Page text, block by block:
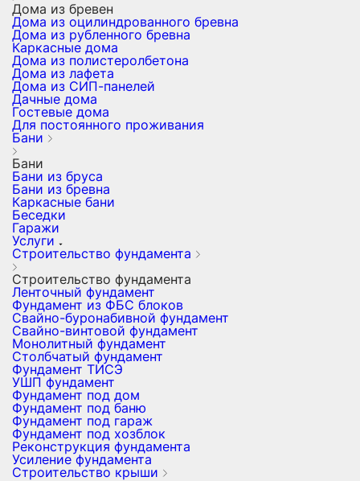
Дома из бревен
Дома из оцилиндрованного бревна
Дома из рубленного бревна
Каркасные дома
Дома из полистеролбетона
Дома из лафета
Дома из СИП-панелей
Дачные дома
Гостевые дома
Для постоянного проживания
Бани
Бани
Бани из бруса
Бани из бревна
Каркасные бани
Беседки
Гаражи
Услуги
Строительство фундамента
Строительство фундамента
Ленточный фундамент
Фундамент из ФБС блоков
Свайно-буронабивной фундамент
Свайно-винтовой фундамент
Монолитный фундамент
Столбчатый фундамент
Фундамент ТИСЭ
УШП фундамент
Фундамент под дом
Фундамент под баню
Фундамент под гараж
Фундамент под хозблок
Реконструкция фундамента
Усиление фундамента
Строительство крыши